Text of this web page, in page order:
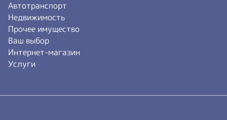
Автотранспорт
Недвижимость
Прочее имущество
Ваш выбор
Интернет-магазин
Услуги